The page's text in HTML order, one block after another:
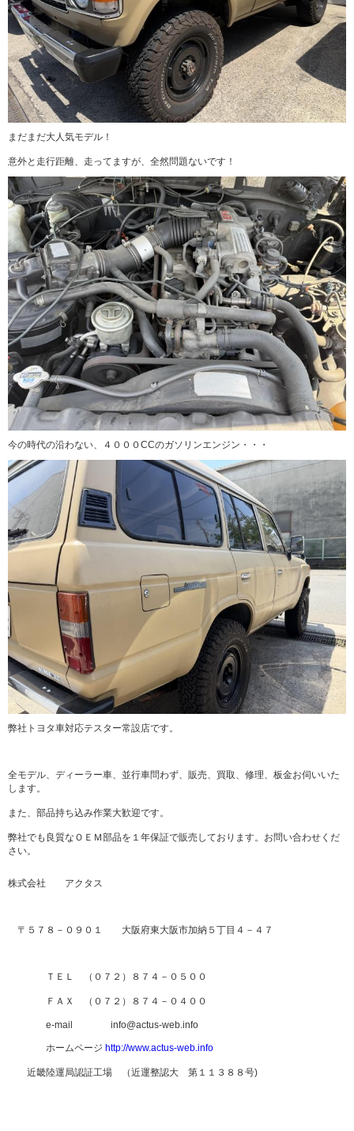
まだまだ大人気モデル！
意外と走行距離、走ってますが、全然問題ないです！
今の時代の沿わない、４０００CCのガソリンエンジン・・・
弊社トヨタ車対応テスター常設店です。
全モデル、ディーラー車、並行車問わず、販売、買取、修理、板金お伺いいた
します。
また、部品持ち込み作業大歓迎です。
弊社でも良質なＯＥＭ部品を１年保証で販売しております。お問い合わせくだ
さい。
株式会社 アクタス
〒５７８－０９０１ 大阪府東大阪市加納５丁目４－４７
ＴＥＬ （０７２）８７４－０５００
ＦＡＸ （０７２）８７４－０４００
e-mail info@actus-web.info
ホームページ http://www.actus-web.info
近畿陸運局認証工場 （近運整認大 第１１３８８号)